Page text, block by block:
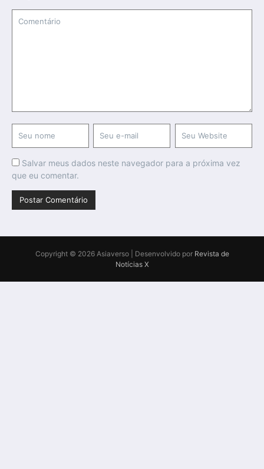
Salvar meus dados neste navegador para a próxima vez
que eu comentar.
Copyright © 2026 Asiaverso | Desenvolvido por Revista de
Notícias X